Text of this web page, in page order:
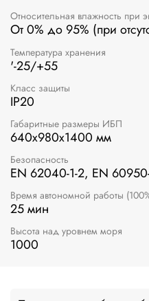
Относительная влажность при
От 0% до 95% (при
Температура хранения
'-25/+55
Класс защиты
IP20
Габаритные размеры ИБП
640x980x1400 мм
Безопасность
EN 62040-1-2, EN
Время автономной работы
25 мин
Высота над уровнем моря
1000